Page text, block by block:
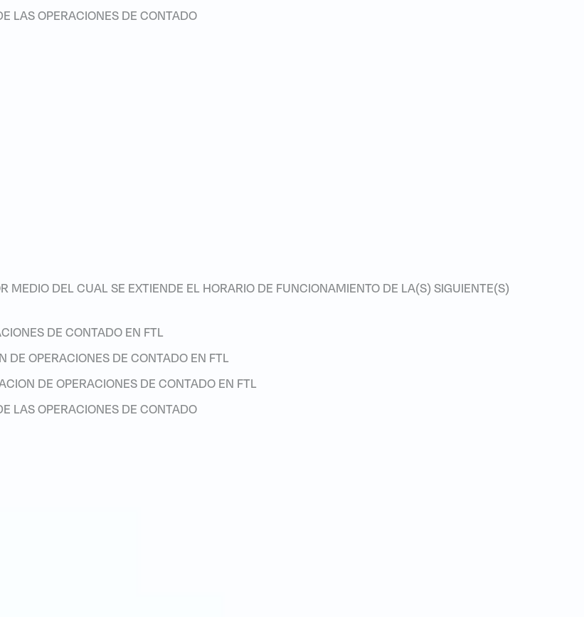
LAS OPERACIONES DE CONTADO
DEL CUAL SE EXTIENDE EL HORARIO DE FUNCIONAMIENTO DE LA(S) SIGUIENTE(S)
DE CONTADO EN FTL
DE OPERACIONES DE CONTADO EN FTL
DE OPERACIONES DE CONTADO EN FTL
LAS OPERACIONES DE CONTADO